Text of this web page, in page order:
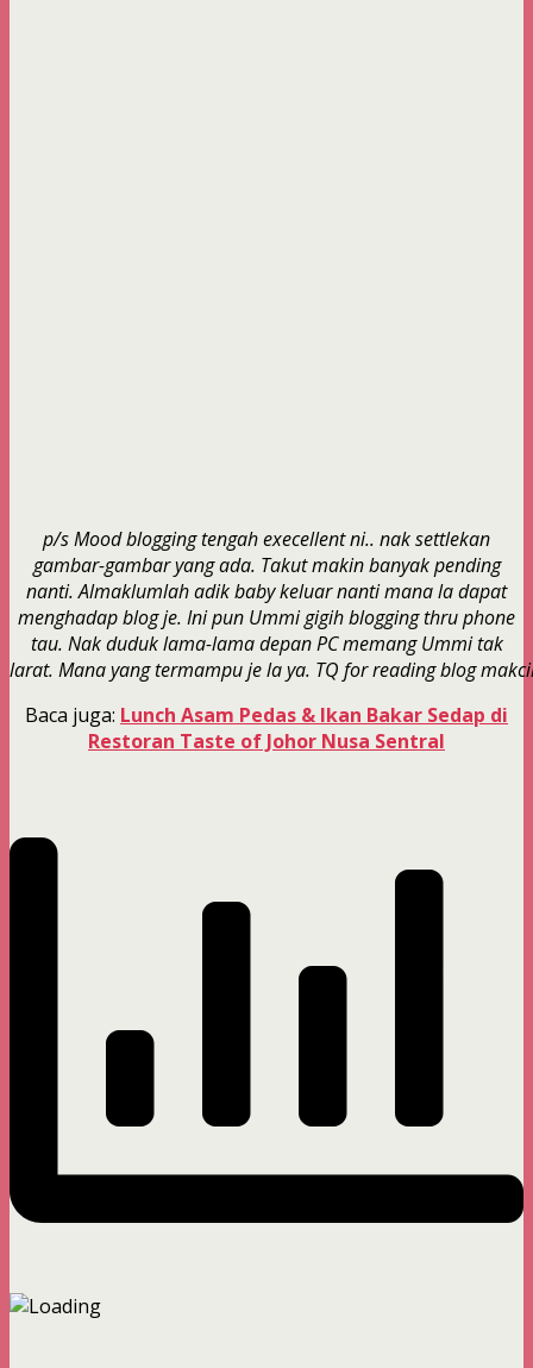
p/s Mood blogging tengah execellent ni.. nak settlekan
gambar-gambar yang ada. Takut makin banyak pending
nanti. Almaklumlah adik baby keluar nanti mana la dapat
menghadap blog je. Ini pun Ummi gigih blogging thru phone
tau. Nak duduk lama-lama depan PC memang Ummi tak
larat. Mana yang termampu je la ya. TQ for reading blog
Baca juga: Lunch Asam Pedas & Ikan Bakar Sedap di
Restoran Taste of Johor Nusa Sentral